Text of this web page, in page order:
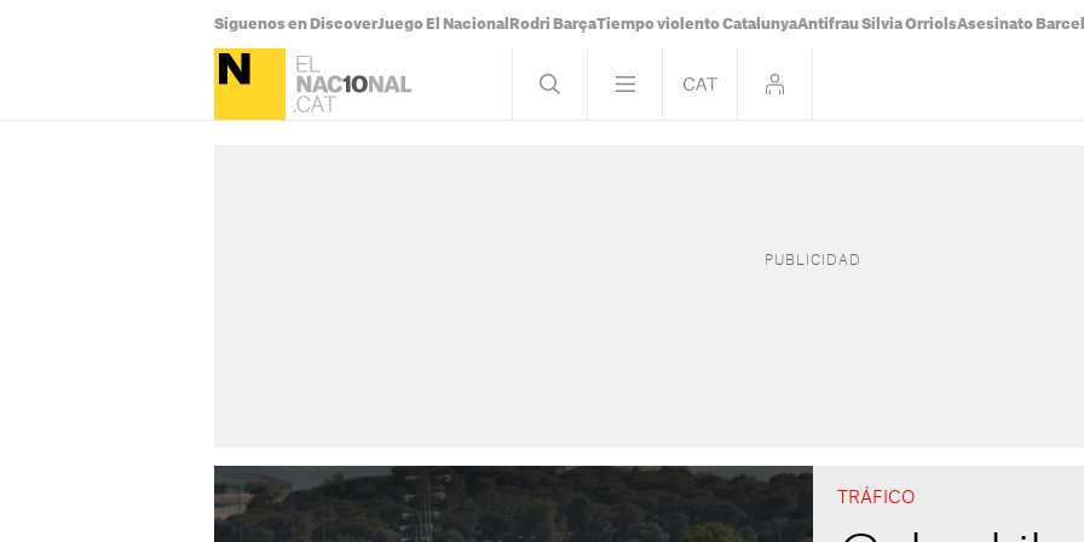
Síguenos en DiscoverJuego El Nacional Rodri BarçaTiempo violento CatalunyaAntifrau Sílvia OrriolsAsesinato
TRÁFICO